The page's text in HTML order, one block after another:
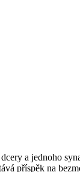
a jednoho
příspěk na